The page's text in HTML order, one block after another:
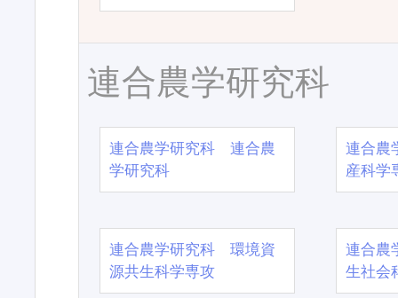
連合農学研究科
連合農学研究科 連合農
学研究科
連合農
産科学
連合農学研究科 環境資
源共生科学専攻
連合農
生社会